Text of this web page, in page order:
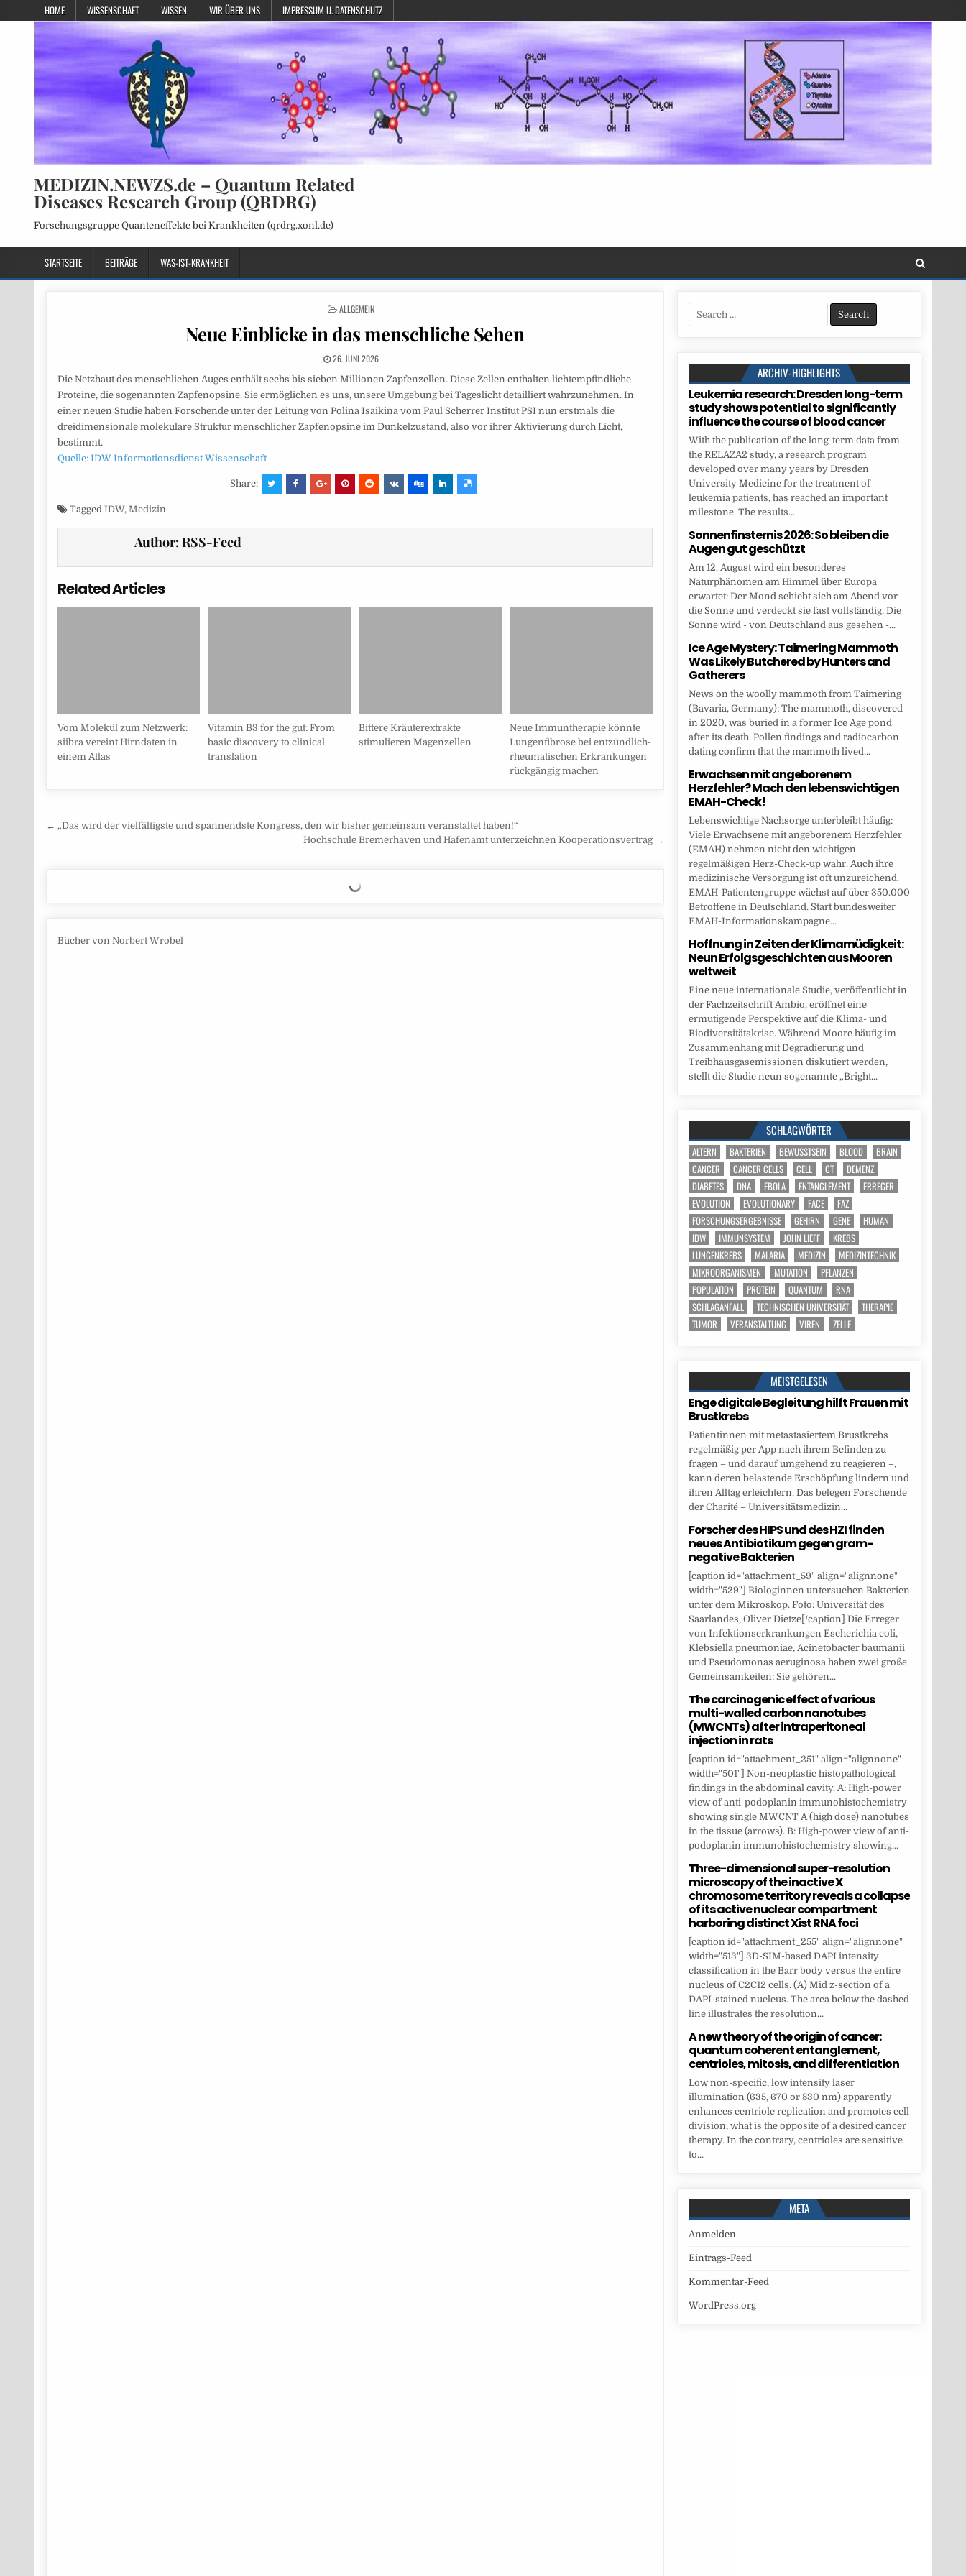
HOME WISSENSCHAFT WISSEN WIR ÜBER UNS IMPRESSUM U. DATENSCHUTZ
MEDIZIN.NEWZS.de – Quantum Related
Diseases Research Group (QRDRG)
Forschungsgruppe Quanteneffekte bei Krankheiten (qrdrg.xonl.de)
STARTSEITE BEITRÄGE WAS-IST-KRANKHEIT
POSTED
ALLGEMEIN
Neue Einblicke in das menschliche Sehen
26. JUNI 2026
Die Netzhaut des menschlichen Auges enthält sechs bis sieben Millionen Zapfenzellen. Diese Zellen enthalten lichtempfindliche
Proteine, die sogenannten Zapfenopsine. Sie ermöglichen es uns, unsere Umgebung bei Tageslicht detailliert wahrzunehmen. In
einer neuen Studie haben Forschende unter der Leitung von Polina Isaikina vom Paul Scherrer Institut PSI nun erstmals die
dreidimensionale molekulare Struktur menschlicher Zapfenopsine im Dunkelzustand, also vor ihrer Aktivierung durch Licht,
bestimmt.
Quelle: IDW Informationsdienst Wissenschaft
Share:
Tagged IDW, Medizin
Author:RSS-Feed
Related Articles
Vom Molekül zum Netzwerk:
siibra vereint Hirndaten in
einem Atlas
Vitamin B3 for the gut: From
basic discovery to clinical
translation
Bittere Kräuterextrakte
stimulieren Magenzellen
Neue Immuntherapie könnte
Lungenfibrose bei entzündlich-
rheumatischen Erkrankungen
rückgängig machen
Beitragsnavigation
← „Das wird der vielfältigste und spannendste Kongress, den wir bisher gemeinsam veranstaltet haben!“
Hochschule Bremerhaven und Hafenamt unterzeichnen Kooperationsvertrag →
Bücher von Norbert Wrobel
Search
for:
ARCHIV-HIGHLIGHTS
Leukemia research: Dresden long-term
study shows potential to significantly
influence the course of blood cancer
With the publication of the long-term data from
the RELAZA2 study, a research program
developed over many years by Dresden
University Medicine for the treatment of
leukemia patients, has reached an important
milestone. The results...
Sonnenfinsternis 2026: So bleiben die
Augen gut geschützt
Am 12. August wird ein besonderes
Naturphänomen am Himmel über Europa
erwartet: Der Mond schiebt sich am Abend vor
die Sonne und verdeckt sie fast vollständig. Die
Sonne wird - von Deutschland aus gesehen -...
Ice Age Mystery: Taimering Mammoth
Was Likely Butchered by Hunters and
Gatherers
News on the woolly mammoth from Taimering
(Bavaria, Germany): The mammoth, discovered
in 2020, was buried in a former Ice Age pond
after its death. Pollen findings and radiocarbon
dating confirm that the mammoth lived...
Erwachsen mit angeborenem
Herzfehler? Mach den lebenswichtigen
EMAH-Check!
Lebenswichtige Nachsorge unterbleibt häufig:
Viele Erwachsene mit angeborenem Herzfehler
(EMAH) nehmen nicht den wichtigen
regelmäßigen Herz-Check-up wahr. Auch ihre
medizinische Versorgung ist oft unzureichend.
EMAH-Patientengruppe wächst auf über 350.000
Betroffene in Deutschland. Start bundesweiter
EMAH-Informationskampagne...
Hoffnung in Zeiten der Klimamüdigkeit:
Neun Erfolgsgeschichten aus Mooren
weltweit
Eine neue internationale Studie, veröffentlicht in
der Fachzeitschrift Ambio, eröffnet eine
ermutigende Perspektive auf die Klima- und
Biodiversitätskrise. Während Moore häufig im
Zusammenhang mit Degradierung und
Treibhausgasemissionen diskutiert werden,
stellt die Studie neun sogenannte „Bright...
SCHLAGWÖRTER
ALTERN BAKTERIEN BEWUSSTSEIN BLOOD
BRAIN
CANCER
CANCER CELLS CELL CT
DEMENZ
DIABETES
DNA EBOLA ENTANGLEMENT
ERREGER
EVOLUTION
EVOLUTIONARY FACE
FAZ
FORSCHUNGSERGEBNISSE
GEHIRN GENE
HUMAN
IDW
IMMUNSYSTEM JOHN LIEFF
KREBS
LUNGENKREBS
MALARIA MEDIZIN
MEDIZINTECHNIK
MIKROORGANISMEN
MUTATION
PFLANZEN
POPULATION
PROTEIN QUANTUM
RNA
SCHLAGANFALL
TECHNISCHEN UNIVERSITÄT
THERAPIE
TUMOR
VERANSTALTUNG VIREN ZELLE
MEISTGELESEN
Enge digitale Begleitung hilft Frauen mit
Brustkrebs
Patientinnen mit metastasiertem Brustkrebs
regelmäßig per App nach ihrem Befinden zu
fragen – und darauf umgehend zu reagieren –,
kann deren belastende Erschöpfung lindern und
ihren Alltag erleichtern. Das belegen Forschende
der Charité – Universitätsmedizin...
Forscher des HIPS und des HZI finden
neues Antibiotikum gegen gram-
negative Bakterien
[caption id="attachment_59" align="alignnone"
width="529"] Biologinnen untersuchen Bakterien
unter dem Mikroskop. Foto: Universität des
Saarlandes, Oliver Dietze[/caption] Die Erreger
von Infektionserkrankungen Escherichia coli,
Klebsiella pneumoniae, Acinetobacter baumanii
und Pseudomonas aeruginosa haben zwei große
Gemeinsamkeiten: Sie gehören...
The carcinogenic effect of various
multi-walled carbon nanotubes
(MWCNTs) after intraperitoneal
injection in rats
[caption id="attachment_251" align="alignnone"
width="501"] Non-neoplastic histopathological
findings in the abdominal cavity. A: High-power
view of anti-podoplanin immunohistochemistry
showing single MWCNT A (high dose) nanotubes
in the tissue (arrows). B: High-power view of anti-
podoplanin immunohistochemistry showing...
Three-dimensional super-resolution
microscopy of the inactive X
chromosome territory reveals a collapse
of its active nuclear compartment
harboring distinct Xist RNA foci
[caption id="attachment_255" align="alignnone"
width="513"] 3D-SIM-based DAPI intensity
classification in the Barr body versus the entire
nucleus of C2C12 cells. (A) Mid z-section of a
DAPI-stained nucleus. The area below the dashed
line illustrates the resolution...
A new theory of the origin of cancer:
quantum coherent entanglement,
centrioles, mitosis, and differentiation
Low non-specific, low intensity laser
illumination (635, 670 or 830 nm) apparently
enhances centriole replication and promotes cell
division, what is the opposite of a desired cancer
therapy. In the contrary, centrioles are sensitive
to...
META
Anmelden
Eintrags-Feed
Kommentar-Feed
WordPress.org